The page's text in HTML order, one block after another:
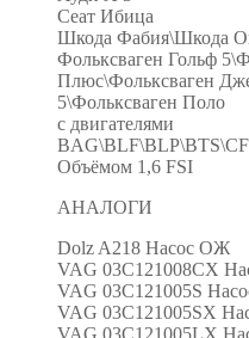
Сеат Ибица
Шкода Фабия\Шкода
Фольксваген Гольф
Плюс\Фольксваген
5\Фольксваген Поло
с двигателями
Объёмом 1,6 FSI
АНАЛОГИ
Dolz A218 Насос ОЖ
VAG 03C121008CX
VAG 03C121005S
VAG 03C121005SX
VAG 03C121005LX